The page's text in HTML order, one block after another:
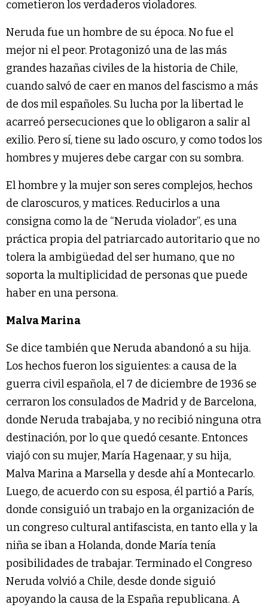
cometieron los verdaderos violadores.
Neruda fue un hombre de su época. No fue el
mejor ni el peor. Protagonizó una de las más
grandes hazañas civiles de la historia de Chile,
cuando salvó de caer en manos del fascismo a más
de dos mil españoles. Su lucha por la libertad le
acarreó persecuciones que lo obligaron a salir al
exilio. Pero sí, tiene su lado oscuro, y como todos los
hombres y mujeres debe cargar con su sombra.
El hombre y la mujer son seres complejos, hechos
de claroscuros, y matices. Reducirlos a una
consigna como la de “Neruda violador”, es una
práctica propia del patriarcado autoritario que no
tolera la ambigüedad del ser humano, que no
soporta la multiplicidad de personas que puede
haber en una persona.
Malva Marina
Se dice también que Neruda abandonó a su hija.
Los hechos fueron los siguientes: a causa de la
guerra civil española, el 7 de diciembre de 1936 se
cerraron los consulados de Madrid y de Barcelona,
donde Neruda trabajaba, y no recibió ninguna otra
destinación, por lo que quedó cesante. Entonces
viajó con su mujer, María Hagenaar, y su hija,
Malva Marina a Marsella y desde ahí a Montecarlo.
Luego, de acuerdo con su esposa, él partió a París,
donde consiguió un trabajo en la organización de
un congreso cultural antifascista, en tanto ella y la
niña se iban a Holanda, donde María tenía
posibilidades de trabajar. Terminado el Congreso
Neruda volvió a Chile, desde donde siguió
apoyando la causa de la España republicana. A